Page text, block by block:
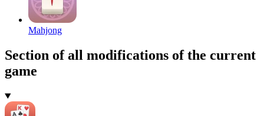
Mahjong
Section of all modifications of the current
game